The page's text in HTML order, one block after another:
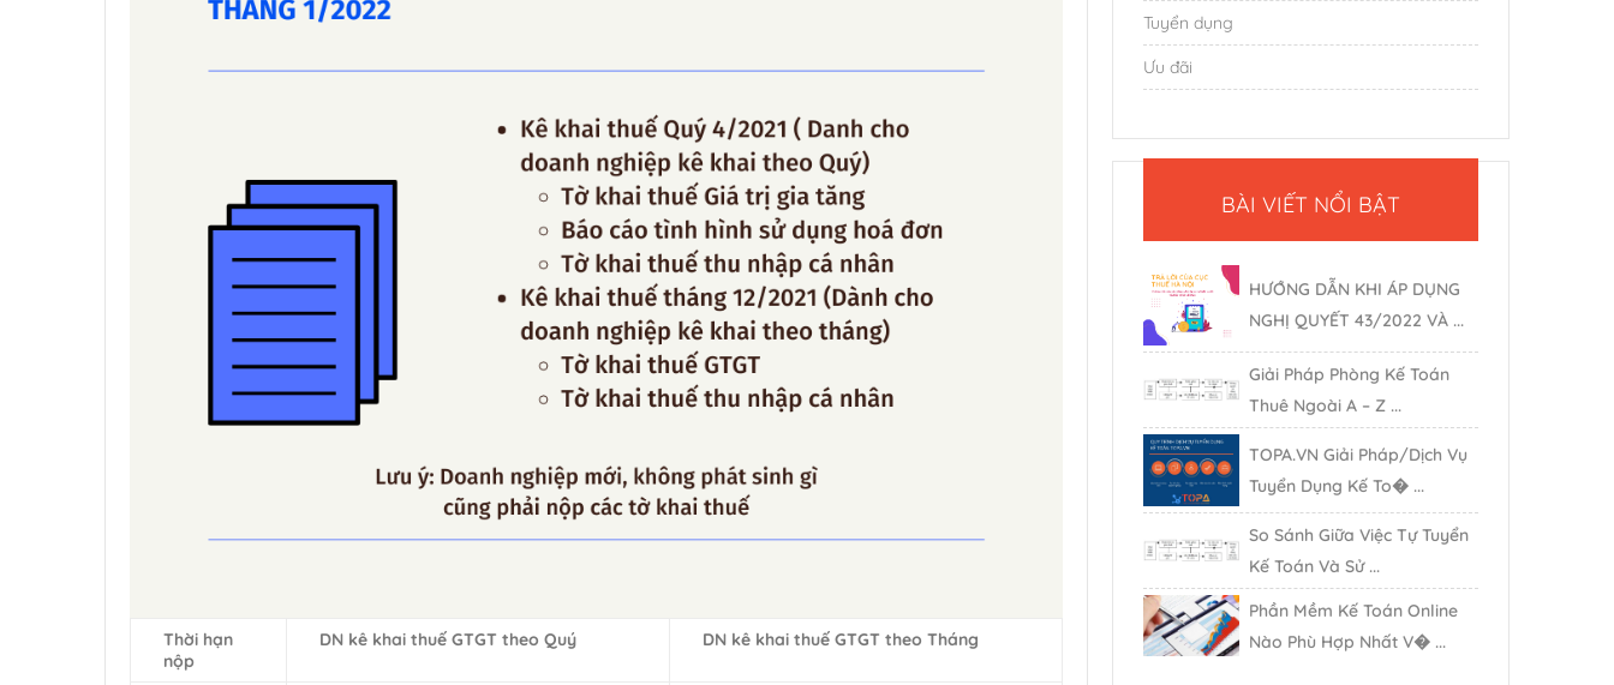
Thời hạn
nộp
DN kê khai thuế GTGT theo Quý DN kê khai thuế GTGT theo Tháng
Tuyển dụng
Ưu đãi
BÀI VIẾT NỔI BẬT
HƯỚNG DẪN KHI ÁP DỤNG
NGHỊ QUYẾT 43/2022 VÀ ...
Giải Pháp Phòng Kế Toán
Thuê Ngoài A – Z ...
TOPA.VN Giải Pháp/Dịch Vụ
Tuyển Dụng Kế To� ...
So Sánh Giữa Việc Tự Tuyển
Kế Toán Và Sử ...
Phần Mềm Kế Toán Online
Nào Phù Hợp Nhất V� ...